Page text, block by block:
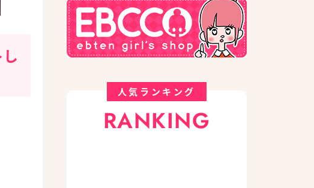
人気ランキング
RANKING